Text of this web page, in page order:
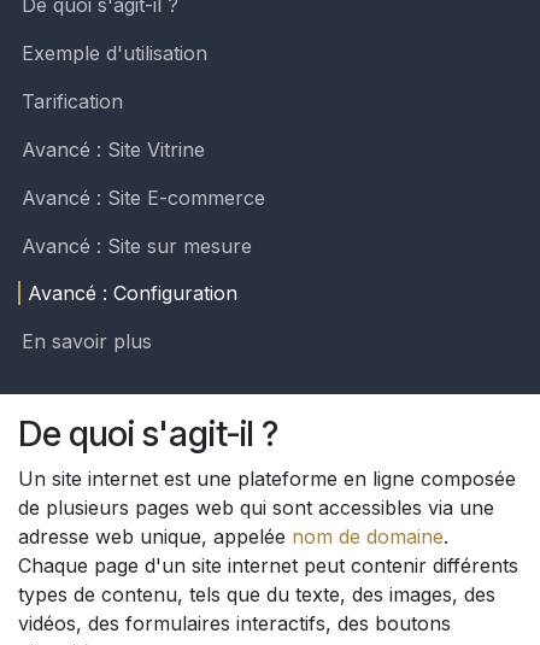
Exemple d'utilisation
Tarification
Avancé : Site Vitrine
Avancé : Site E-commerce
Avancé : Site sur mesure
Avancé : Configuration
En savoir plus
De quoi s'agit-il ?
Un site internet est une plateforme en ligne composée
de plusieurs pages web qui sont accessibles via une
adresse web unique, appelée nom de domaine.
Chaque page d'un site internet peut contenir différents
types de contenu, tels que du texte, des images, des
vidéos, des formulaires interactifs, des boutons